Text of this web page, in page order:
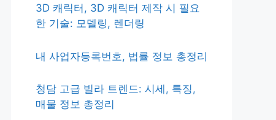
3D 캐릭터, 3D 캐릭터 제작 시 필요
한 기술: 모델링, 렌더링
내 사업자등록번호, 법률 정보 총정리
청담 고급 빌라 트렌드: 시세, 특징,
매물 정보 총정리